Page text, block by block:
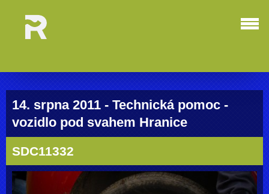
14. srpna 2011 - Technická pomoc -
vozidlo pod svahem Hranice
SDC11332